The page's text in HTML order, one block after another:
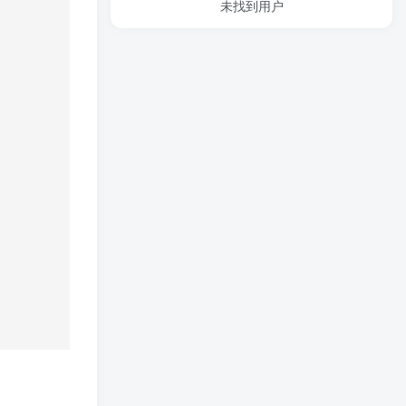
未找到用户